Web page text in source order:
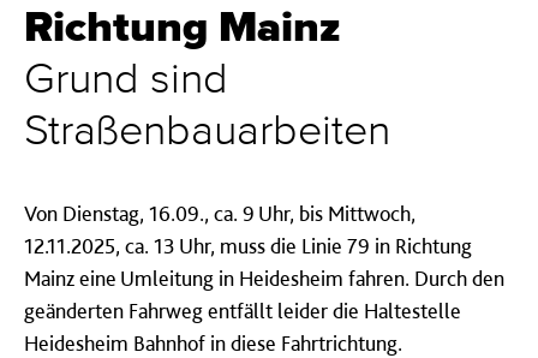
Richtung Mainz
Grund sind
Straßenbauarbeiten
Von Dienstag, 16.09., ca. 9 Uhr, bis Mittwoch,
12.11.2025, ca. 13 Uhr, muss die Linie 79 in Richtung
Mainz eine Umleitung in Heidesheim fahren. Durch den
geänderten Fahrweg entfällt leider die Haltestelle
Heidesheim Bahnhof in diese Fahrtrichtung.